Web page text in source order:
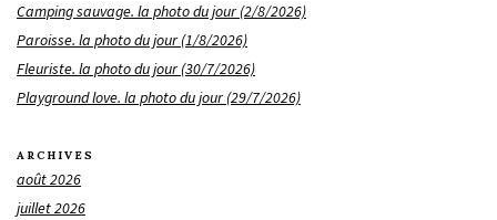
Camping sauvage. la photo du jour (2/8/2026)
Paroisse. la photo du jour (1/8/2026)
Fleuriste. la photo du jour (30/7/2026)
Playground love. la photo du jour (29/7/2026)
ARCHIVES
août 2026
juillet 2026